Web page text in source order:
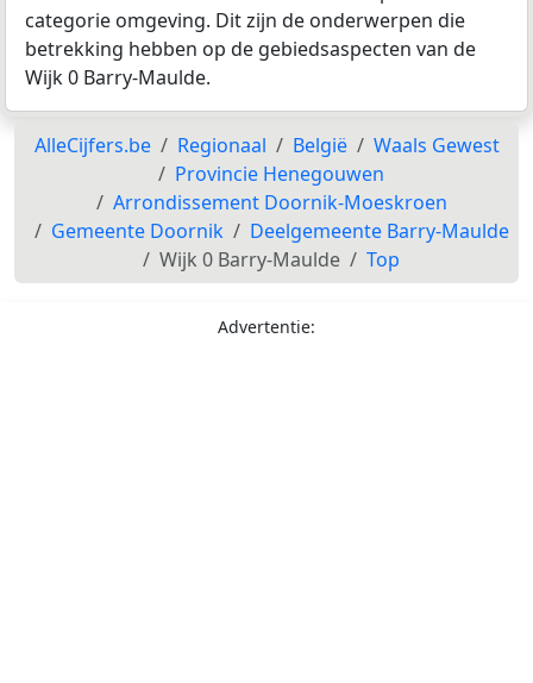
categorie omgeving. Dit zijn de onderwerpen die
betrekking hebben op de gebiedsaspecten van de
Wijk 0 Barry-Maulde.
AlleCijfers.be Regionaal België
Waals Gewest
Provincie Henegouwen
Arrondissement Doornik-Moeskroen
Gemeente Doornik
Deelgemeente Barry-Maulde
Wijk 0 Barry-Maulde
Top
Advertentie: